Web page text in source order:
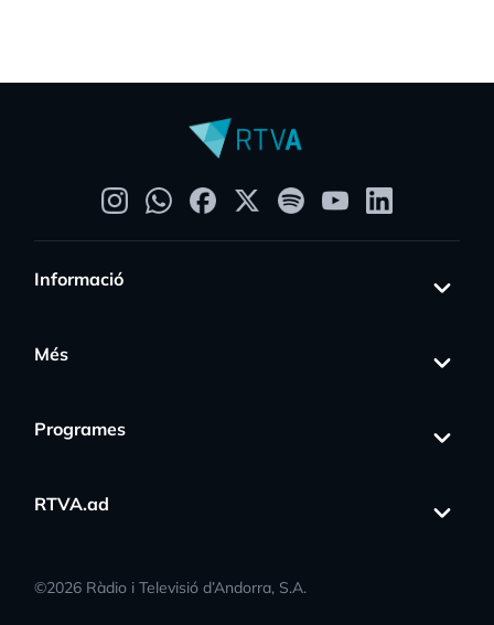
Informació
Més
Programes
RTVA.ad
©2026 Ràdio i Televisió d’Andorra, S.A.